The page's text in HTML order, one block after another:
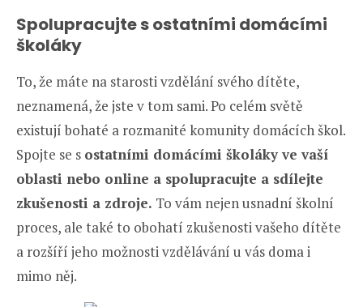
Spolupracujte s ostatními domácími
školáky
To, že máte na starosti vzdělání svého dítěte,
neznamená, že jste v tom sami. Po celém světě
existují bohaté a rozmanité komunity domácích škol.
Spojte se s ostatními domácími školáky ve vaší
oblasti nebo online a spolupracujte a sdílejte
zkušenosti a zdroje. To vám nejen usnadní školní
proces, ale také to obohatí zkušenosti vašeho dítěte
a rozšíří jeho možnosti vzdělávání u vás doma i
mimo něj.